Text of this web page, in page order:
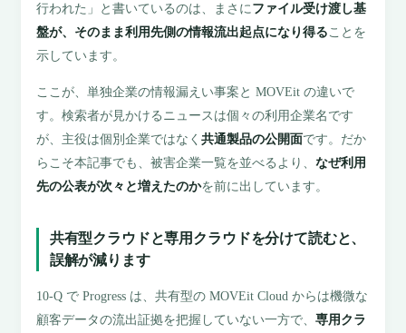
行われた」と書いているのは、まさに ファイル受け渡し基
盤が、そのまま利用先側の情報流出起点になり得る ことを
示しています。
ここが、単独企業の情報漏えい事案と MOVEit の違いで
す。検索者が見かけるニュースは個々の利用企業名です
が、主役は個別企業ではなく共通製品の公開面です。だか
らこそ本記事でも、被害企業一覧を並べるより、なぜ利用
先の公表が次々と増えたのかを前に出しています。
共有型クラウドと専用クラウドを分けて読むと、
誤解が減ります
10-Q で Progress は、共有型の MOVEit Cloud からは機微な
顧客データの流出証拠を把握していない一方で、専用クラ